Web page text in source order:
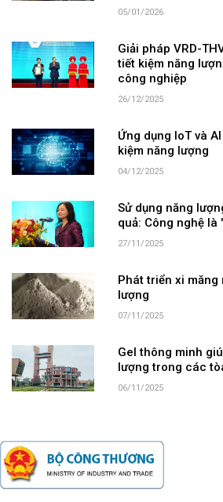
05/01/2026
Giải pháp VRD-
tiết kiệm năng
công nghiệp
26/12/2025
Ứng dụng IoT và
kiệm năng lượng
04/12/2025
Sử dụng năng
quả: Công nghệ là
27/11/2025
Phát triển xi măng
lượng
07/11/2025
Gel thông minh
lượng trong các
06/11/2025